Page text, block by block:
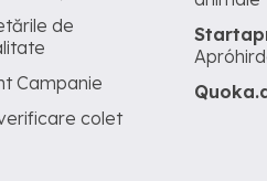
de
Campanie
colet